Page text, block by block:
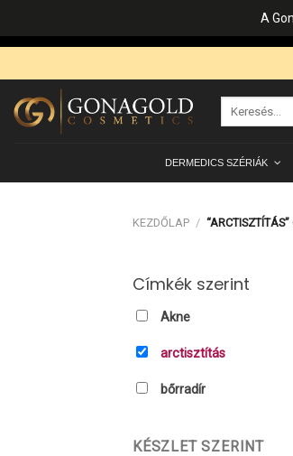
to
content
DERMEDICS SZÉRIÁK
KEZDŐLAP /
Címkék szerint
Akne
arctisztítás
bőrradír
KÉSZLET SZERINT
A